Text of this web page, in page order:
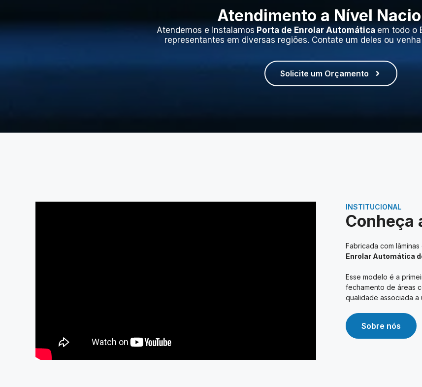
Atendimento a Nível
Atendemos e instalamos Porta de Enrolar Automática em todo o
representantes em diversas regiões. Contate um deles ou
Solicite um Orçamento
INSTITUCIONAL
Conheça
Fabricada com
Enrolar Automática
Esse modelo é a
fechamento de áreas
qualidade associada a
Sobre nós